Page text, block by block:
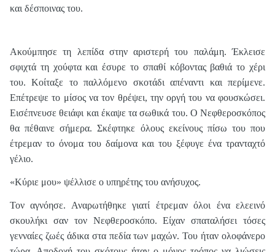
και δέσποινας του.
Ακούμπησε τη λεπίδα στην αριστερή του παλάμη. Έκλεισε
σφιχτά τη χούφτα και έσυρε το σπαθί κόβοντας βαθιά το χέρι
του. Κοίταξε το παλλόμενο σκοτάδι απέναντι και περίμενε.
Επέτρεψε το μίσος να τον θρέψει, την οργή του να φουσκώσει.
Εισέπνευσε θειάφι και έκαψε τα σωθικά του. Ο Νεφθεροσκόπος
θα πέθαινε σήμερα. Σκέφτηκε όλους εκείνους πίσω του που
έτρεμαν το όνομα του δαίμονα και του ξέφυγε ένα τρανταχτό
γέλιο.
«Κύριε μου» ψέλλισε ο υπηρέτης του ανήσυχος.
Τον αγνόησε. Αναρωτήθηκε γιατί έτρεμαν όλοι ένα ελεεινό
σκουλήκι σαν τον Νεφθεροσκόπο. Είχαν σπαταλήσει τόσες
γενναίες ζωές άδικα στα πεδία των μαχών. Του ήταν ολοφάνερο